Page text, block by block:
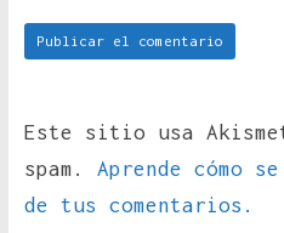
Este sitio usa
spam. Aprende cómo
de tus comentarios.